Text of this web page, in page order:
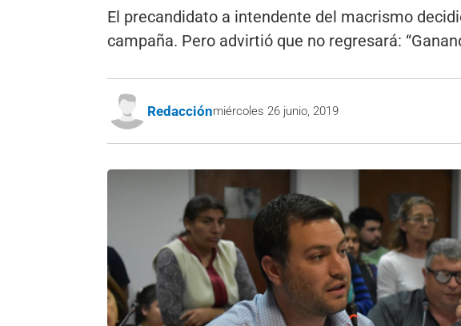
El precandidato a intendente del macrismo
campaña. Pero advirtió que no regresará:
Redacciónmiércoles 26 junio, 2019